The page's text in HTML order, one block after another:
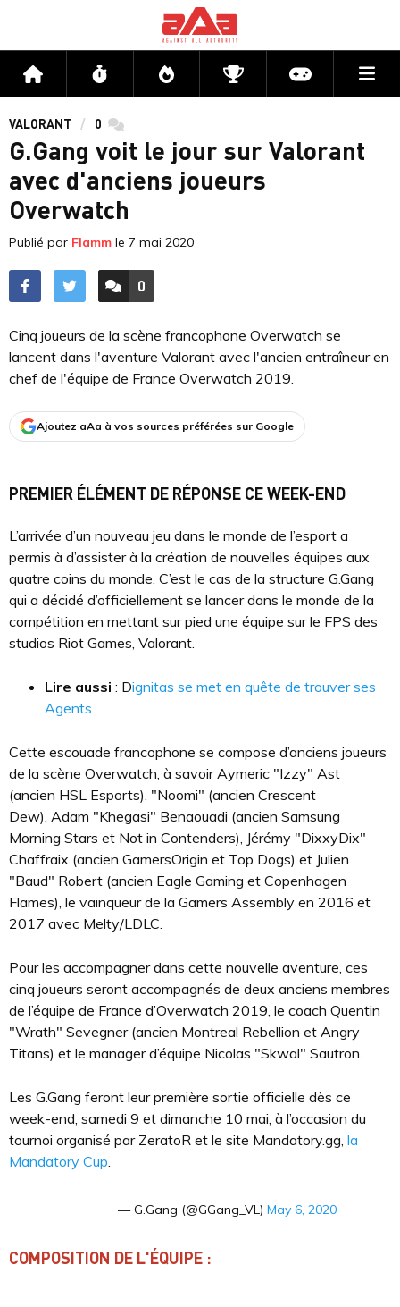
Accueil Flux Directs CompétitionsActu jeux
VALORANT 0 commentaires
G.Gang voit le jour sur Valorant
avec d'anciens joueurs
Overwatch
Publié par Flamm le 7 mai 2020
ACCÉDER AUX
0
COMMENTAIRES
Cinq joueurs de la scène francophone Overwatch se
lancent dans l'aventure Valorant avec l'ancien entraîneur en
chef de l'équipe de France Overwatch 2019.
Ajoutez aAa à vos sources préférées sur Google
PREMIER ÉLÉMENT DE RÉPONSE CE WEEK-END
L’arrivée d’un nouveau jeu dans le monde de l’esport a
permis à d’assister à la création de nouvelles équipes aux
quatre coins du monde. C’est le cas de la structure G.Gang
qui a décidé d’officiellement se lancer dans le monde de la
compétition en mettant sur pied une équipe sur le FPS des
studios Riot Games, Valorant.
Lire aussi : Dignitas se met en quête de trouver ses
Agents
Cette escouade francophone se compose d’anciens joueurs
de la scène Overwatch, à savoir Aymeric "Izzy" Ast
(ancien HSL Esports), "Noomi" (ancien Crescent
Dew), Adam "Khegasi" Benaouadi (ancien Samsung
Morning Stars et Not in Contenders), Jérémy "DixxyDix"
Chaffraix (ancien GamersOrigin et Top Dogs) et Julien
"Baud" Robert (ancien Eagle Gaming et Copenhagen
Flames), le vainqueur de la Gamers Assembly en 2016 et
2017 avec Melty/LDLC.
Pour les accompagner dans cette nouvelle aventure, ces
cinq joueurs seront accompagnés de deux anciens membres
de l’équipe de France d’Overwatch 2019, le coach Quentin
"Wrath" Sevegner (ancien Montreal Rebellion et Angry
Titans) et le manager d’équipe Nicolas "Skwal" Sautron.
Les G.Gang feront leur première sortie officielle dès ce
week-end, samedi 9 et dimanche 10 mai, à l’occasion du
tournoi organisé par ZeratoR et le site Mandatory.gg, la
Mandatory Cup.
— G.Gang (@GGang_VL) May 6, 2020
COMPOSITION DE L'ÉQUIPE :